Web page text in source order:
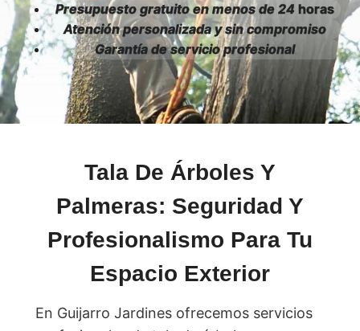
Presupuesto gratuito en menos de 24horas
Atención personalizada y sin compromiso
Garantía de servicio profesional
Tala De Árboles Y
Palmeras: Seguridad Y
Profesionalismo Para Tu
Espacio Exterior
En Guijarro Jardines ofrecemos servicios